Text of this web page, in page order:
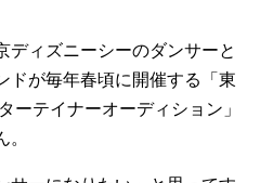
ディズニーシーのダンサーと
ドが毎年春頃に開催する「東
ーテイナーオーディション」